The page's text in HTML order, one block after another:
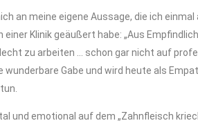
an meine eigene Aussage, die ich
einer Klinik geäußert habe: „Aus
zu arbeiten … schon gar nicht auf
wunderbare Gabe und wird heute als
und emotional auf dem „Zahnfleisch